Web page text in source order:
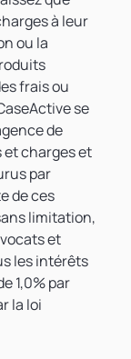
à leur
ou la
frais ou
se
de
charges et
par
de ces
limitation,
et
les intérêts
1,0% par
la loi